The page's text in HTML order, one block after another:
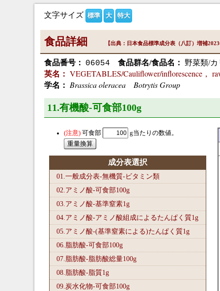
文字サイズ 標準 大 特大
食品詳細 【出典：日本食品標準成分表（八訂）増補
食品番号： 06054 食品群名/食品名：
野菜類/
英名： VEGETABLES/Cauliflower/inflorescence，
学名： Brassica oleracea Botrytis Group
11.有機酸-可食部100g
可食部 g当たりの数値。
成分表選択
01.一般成分表-無機質-ビタミン類
02.アミノ酸-可食部100g
03.アミノ酸-基準窒素1g
04.アミノ酸-アミノ酸組成によるたんぱく質1g
05.アミノ酸-(基準窒素による)たんぱく質1g
06.脂肪酸-可食部100g
07.脂肪酸-脂肪酸総量100g
08.脂肪酸-脂質1g
09.炭水化物-可食部100g